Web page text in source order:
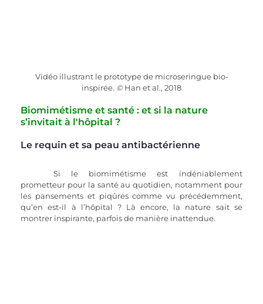
Vidéo illustrant le prototype de microseringue bio-
inspirée. © Han et al., 2018
Biomimétisme et santé : et si la nature
s’invitait à l'hôpital ?
Le requin et sa peau antibactérienne
Si le biomimétisme est indéniablement
prometteur pour la santé au quotidien, notamment pour
les pansements et piqûres comme vu précédemment,
qu’en est-il à l’hôpital ? Là encore, la nature sait se
montrer inspirante, parfois de manière inattendue.